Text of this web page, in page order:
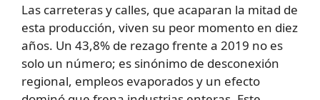
Las carreteras y calles, que acaparan la mitad de
esta producción, viven su peor momento en diez
años. Un 43,8% de rezago frente a 2019 no es
solo un número; es sinónimo de desconexión
regional, empleos evaporados y un efecto